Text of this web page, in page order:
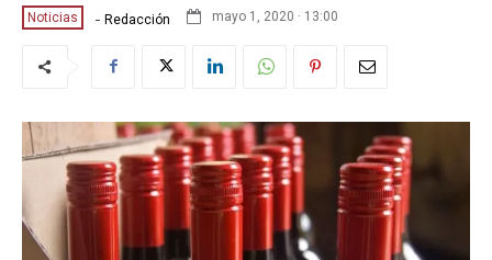
Noticias - Redacción mayo 1, 2020 · 13:00